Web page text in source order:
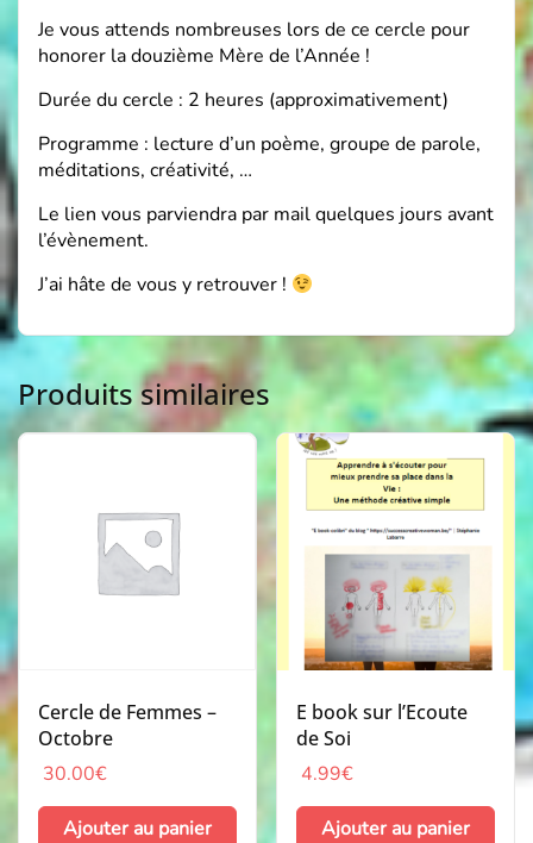
Je vous attends nombreuses lors de ce cercle pour
honorer la douzième Mère de l’Année !
Durée du cercle : 2 heures (approximativement)
Programme : lecture d’un poème, groupe de parole,
méditations, créativité, …
Le lien vous parviendra par mail quelques jours avant
l’évènement.
J’ai hâte de vous y retrouver !
Produits similaires
Cercle de Femmes –
Octobre
30.00€
Ajouter au panier
E book sur l’Ecoute
de Soi
4.99€
Ajouter au panier